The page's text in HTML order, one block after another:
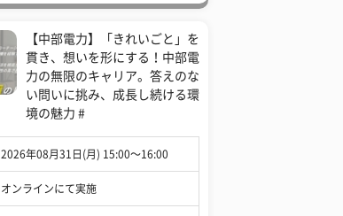
【中部電力】「きれいごと」を
貫き、想いを形にする！中部電
力の無限のキャリア。答えのな
い問いに挑み、成長し続ける環
境の魅力 #
2026年08月31日(月) 15:00〜16:00
オンラインにて実施